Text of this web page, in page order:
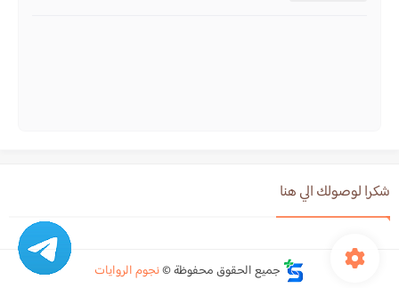
شكرا لوصولك الي هنا
جميع الحقوق محفوظة ©نجوم الروايات